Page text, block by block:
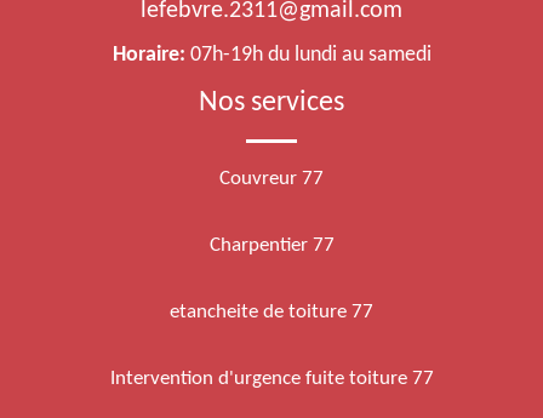
lefebvre.2311@gmail.com
Horaire: 07h-19h du lundi au samedi
Nos services
Couvreur 77
Charpentier 77
etancheite de toiture 77
Intervention d'urgence fuite toiture 77